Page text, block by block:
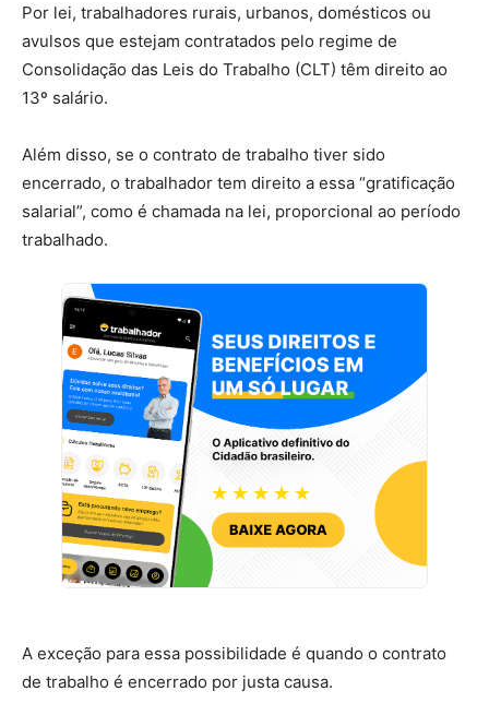
Por lei, trabalhadores rurais, urbanos, domésticos ou
avulsos que estejam contratados pelo regime de
Consolidação das Leis do Trabalho (CLT) têm direito ao
13º salário.
Além disso, se o contrato de trabalho tiver sido
encerrado, o trabalhador tem direito a essa “gratificação
salarial”, como é chamada na lei, proporcional ao período
trabalhado.
A exceção para essa possibilidade é quando o contrato
de trabalho é encerrado por justa causa.